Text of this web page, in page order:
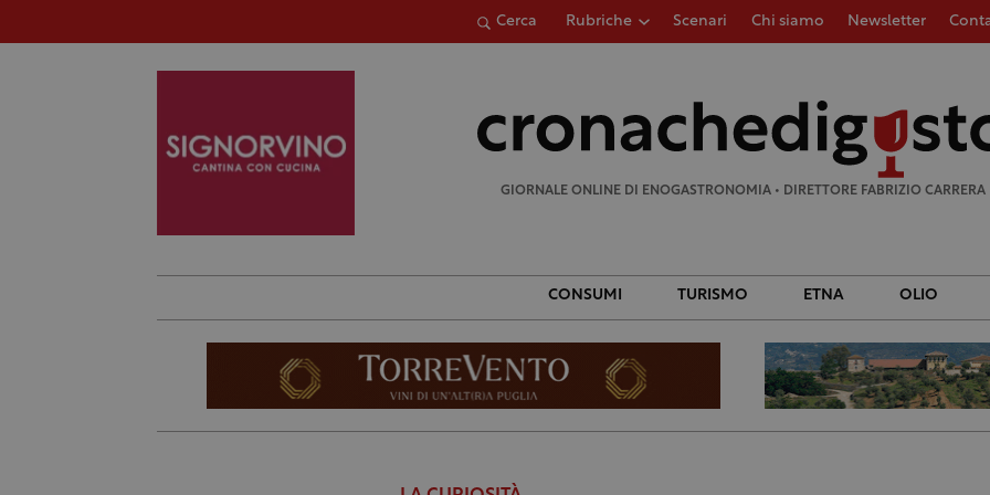
Cerca Rubriche Scenari Chi siamo Newsletter
GIORNALE ONLINE DI ENOGASTRONOMIA • DIRETTORE FABRIZIO CARRERA
CONSUMI TURISMO ETNA OLIO